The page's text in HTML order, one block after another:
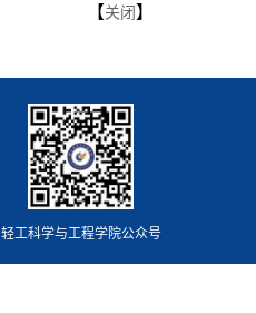
【关闭 】
轻工科学与工程学院公众号